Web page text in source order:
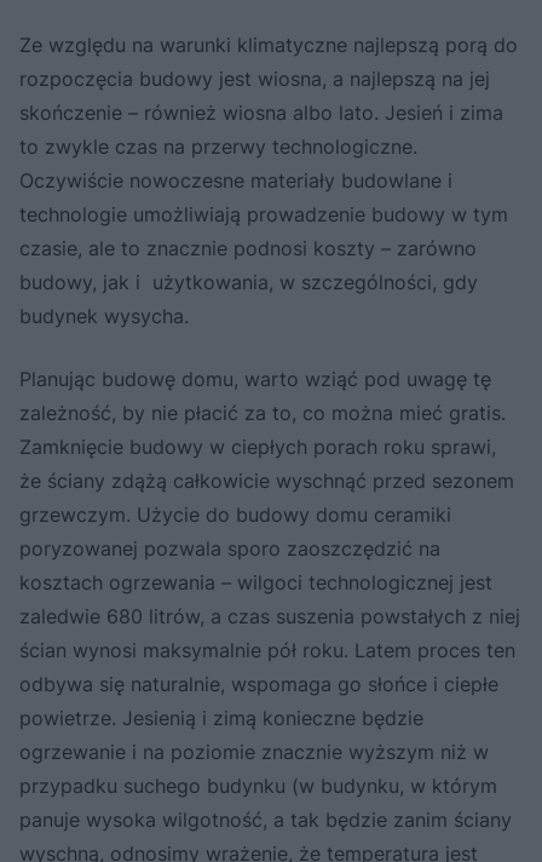
Ze względu na warunki klimatyczne najlepszą porą do
rozpoczęcia budowy jest wiosna, a najlepszą na jej
skończenie – również wiosna albo lato. Jesień i zima
to zwykle czas na przerwy technologiczne.
Oczywiście nowoczesne materiały budowlane i
technologie umożliwiają prowadzenie budowy w tym
czasie, ale to znacznie podnosi koszty – zarówno
budowy, jak i użytkowania, w szczególności, gdy
budynek wysycha.
Planując budowę domu, warto wziąć pod uwagę tę
zależność, by nie płacić za to, co można mieć gratis.
Zamknięcie budowy w ciepłych porach roku sprawi,
że ściany zdążą całkowicie wyschnąć przed sezonem
grzewczym. Użycie do budowy domu ceramiki
poryzowanej pozwala sporo zaoszczędzić na
kosztach ogrzewania – wilgoci technologicznej jest
zaledwie 680 litrów, a czas suszenia powstałych z niej
ścian wynosi maksymalnie pół roku. Latem proces ten
odbywa się naturalnie, wspomaga go słońce i ciepłe
powietrze. Jesienią i zimą konieczne będzie
ogrzewanie i na poziomie znacznie wyższym niż w
przypadku suchego budynku (w budynku, w którym
panuje wysoka wilgotność, a tak będzie zanim ściany
wyschną, odnosimy wrażenie, że temperatura jest